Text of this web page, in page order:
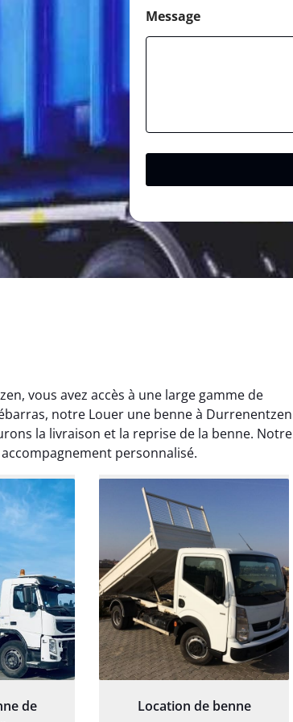
Message
vous avez accès à une large gamme de
notre Louer une benne à Durrenentzen
la livraison et la reprise de la benne. Notre
personnalisé.
de
Location de benne
a
efficace
laissant
et
Elisa Barreau
6 avril 2025
Parfait pour évacuer les
gravats de mon chantier.
Service rapide et efficace. Je
recommande sans
hésitation.